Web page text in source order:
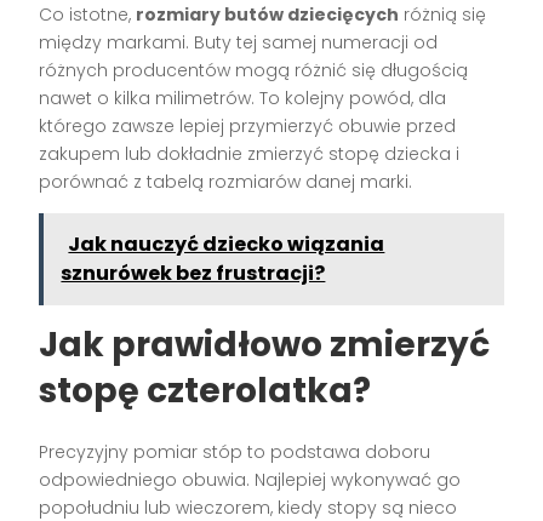
Co istotne, rozmiary butów dziecięcych różnią się
między markami. Buty tej samej numeracji od
różnych producentów mogą różnić się długością
nawet o kilka milimetrów. To kolejny powód, dla
którego zawsze lepiej przymierzyć obuwie przed
zakupem lub dokładnie zmierzyć stopę dziecka i
porównać z tabelą rozmiarów danej marki.
Jak nauczyć dziecko wiązania
sznurówek bez frustracji?
Jak prawidłowo zmierzyć
stopę czterolatka?
Precyzyjny pomiar stóp to podstawa doboru
odpowiedniego obuwia. Najlepiej wykonywać go
popołudniu lub wieczorem, kiedy stopy są nieco